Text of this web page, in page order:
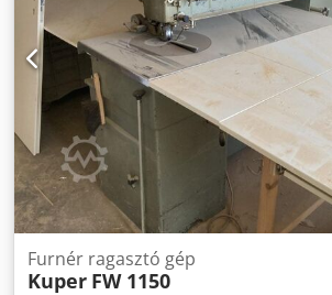
servorendszer 4- és 6-sarokú
igazító a mikrohullámú, önzáródó aljú
Flexy az OPC UA adatok megosztásához -
húzókötelek - LAMBERTONI forró
ragasztópisztoly) + oldalsó korong
Lehetőség ZATOR hidegragasztó
ragasztópisztoly) telepítésére, szivattyú
Furnér ragasztó gép
Kuper FW 1150